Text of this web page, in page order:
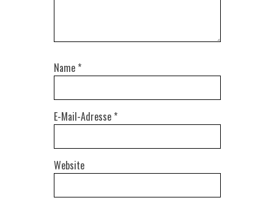
Name *
E-Mail-Adresse *
Website